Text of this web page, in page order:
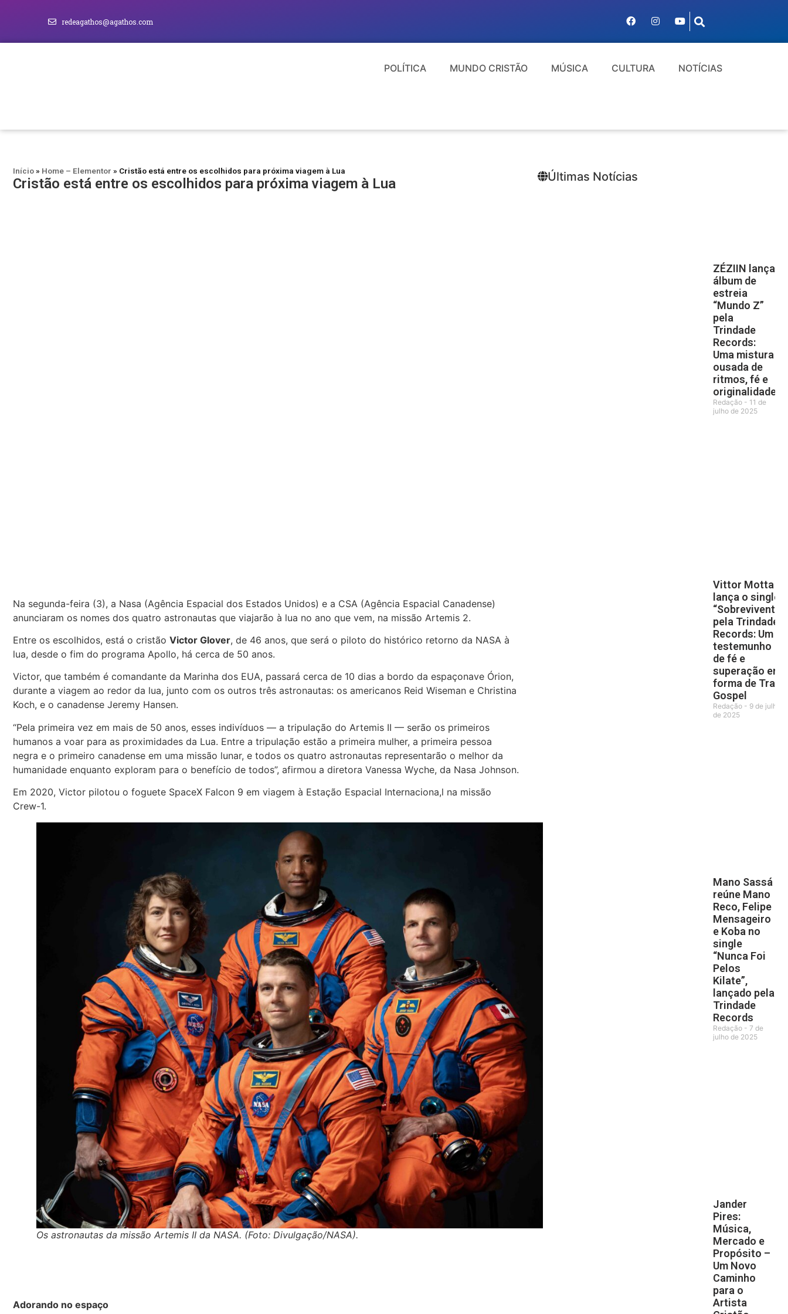
redeagathos@agathos.com
POLÍTICA MUNDO CRISTÃO MÚSICA CULTURA NOTÍCIAS
Início» Home – Elementor » Cristão está entre os escolhidos para próxima viagem à Lua
Cristão está entre os escolhidos para próxima viagem à Lua
Na segunda-feira (3), a Nasa (Agência Espacial dos Estados Unidos) e a CSA (Agência Espacial Canadense)
anunciaram os nomes dos quatro astronautas que viajarão à lua no ano que vem, na missão Artemis 2.
Entre os escolhidos, está o cristão Victor Glover, de 46 anos, que será o piloto do histórico retorno da NASA à
lua, desde o fim do programa Apollo, há cerca de 50 anos.
Victor, que também é comandante da Marinha dos EUA, passará cerca de 10 dias a bordo da espaçonave Órion,
durante a viagem ao redor da lua, junto com os outros três astronautas: os americanos Reid Wiseman e Christina
Koch, e o canadense Jeremy Hansen.
“Pela primeira vez em mais de 50 anos, esses indivíduos — a tripulação do Artemis II — serão os primeiros
humanos a voar para as proximidades da Lua. Entre a tripulação estão a primeira mulher, a primeira pessoa
negra e o primeiro canadense em uma missão lunar, e todos os quatro astronautas representarão o melhor da
humanidade enquanto exploram para o benefício de todos”, afirmou a diretora Vanessa Wyche, da Nasa Johnson.
Em 2020, Victor pilotou o foguete SpaceX Falcon 9 em viagem à Estação Espacial Internaciona,l na missão
Crew-1.
Os astronautas da missão Artemis II da NASA. (Foto: Divulgação/NASA).
Adorando no espaço
Últimas Notícias
ZÉZIIN lança
álbum de
estreia
“Mundo Z”
pela
Trindade
Records:
Uma mistura
ousada de
ritmos, fé e
originalidade
Redação
11 de
julho de 2025
Vittor Motta
lança o single
“Sobrevivente”
pela Trindade
Records: Um
testemunho
de fé e
superação em
forma de Trap
Gospel
Redação
9 de julho
de 2025
Mano Sassá
reúne Mano
Reco, Felipe
Mensageiro
e Koba no
single
“Nunca Foi
Pelos
Kilate”,
lançado pela
Trindade
Records
Redação
7 de
julho de 2025
Jander
Pires:
Música,
Mercado e
Propósito –
Um Novo
Caminho
para o
Artista